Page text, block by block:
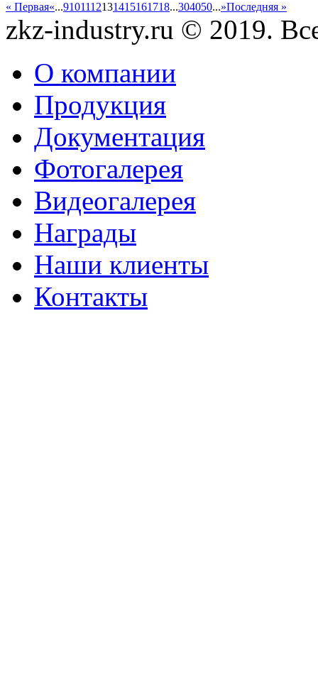
« Первая«...9101112131415161718...304050...»Последняя »
zkz-industry.ru © 2019.
О компании
Продукция
Документация
Фотогалерея
Видеогалерея
Награды
Наши клиенты
Контакты